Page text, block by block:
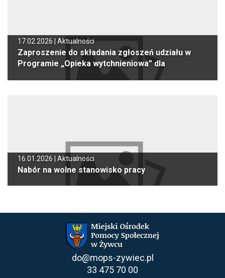
17.02.2026 | Aktualności
Zaproszenie do składania zgłoszeń udziału w
Programie „Opieka wytchnieniowa” dla
Jednostek Samorządu Terytorialnego – edycja
16.01.2026 | Aktualności
Nabór na wolne stanowisko pracy
do@mops-zywiec.pl
33 475 70 00